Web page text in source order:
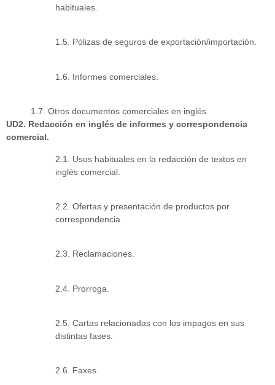
habituales.
1.5. Pólizas de seguros de exportación/importación.
1.6. Informes comerciales.
1.7. Otros documentos comerciales en inglés.
UD2. Redacción en inglés de informes y correspondencia
comercial.
2.1. Usos habituales en la redacción de textos en
inglés comercial.
2.2. Ofertas y presentación de productos por
correspondencia.
2.3. Reclamaciones.
2.4. Prorroga.
2.5. Cartas relacionadas con los impagos en sus
distintas fases.
2.6. Faxes.